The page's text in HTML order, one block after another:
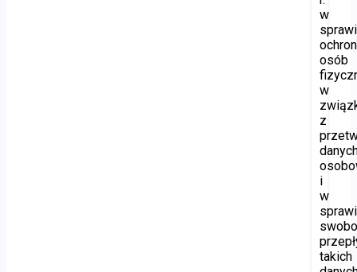
w
osób
w
z
i
w
takich